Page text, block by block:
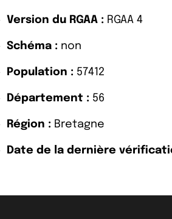
Version du RGAA : RGAA 4
Schéma : non
Population : 57412
Département : 56
Région : Bretagne
Date de la dernière